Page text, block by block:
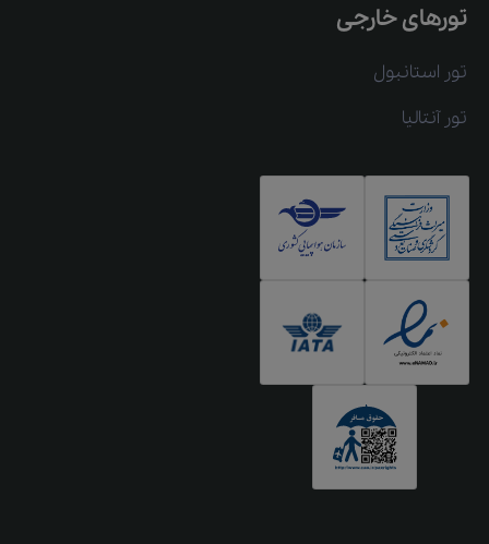
تورهای خارجی
تور استانبول
تور آنتالیا